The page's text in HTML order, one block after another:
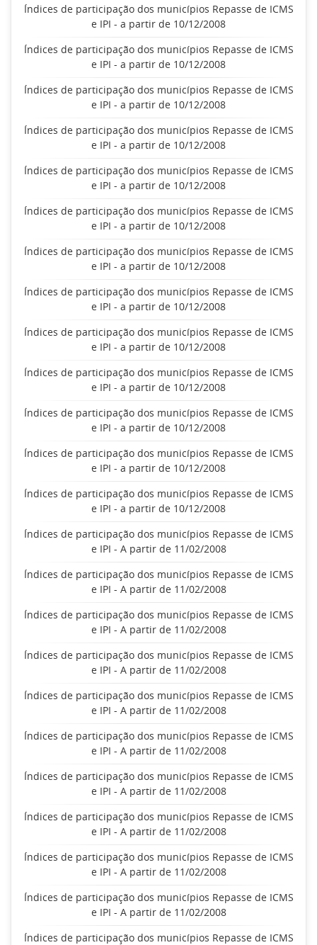
Índices de participação dos municípios Repasse de ICMS
e IPI - a partir de 10/12/2008
Índices de participação dos municípios Repasse de ICMS
e IPI - a partir de 10/12/2008
Índices de participação dos municípios Repasse de ICMS
e IPI - a partir de 10/12/2008
Índices de participação dos municípios Repasse de ICMS
e IPI - a partir de 10/12/2008
Índices de participação dos municípios Repasse de ICMS
e IPI - a partir de 10/12/2008
Índices de participação dos municípios Repasse de ICMS
e IPI - a partir de 10/12/2008
Índices de participação dos municípios Repasse de ICMS
e IPI - a partir de 10/12/2008
Índices de participação dos municípios Repasse de ICMS
e IPI - a partir de 10/12/2008
Índices de participação dos municípios Repasse de ICMS
e IPI - a partir de 10/12/2008
Índices de participação dos municípios Repasse de ICMS
e IPI - a partir de 10/12/2008
Índices de participação dos municípios Repasse de ICMS
e IPI - a partir de 10/12/2008
Índices de participação dos municípios Repasse de ICMS
e IPI - a partir de 10/12/2008
Índices de participação dos municípios Repasse de ICMS
e IPI - a partir de 10/12/2008
Índices de participação dos municípios Repasse de ICMS
e IPI - A partir de 11/02/2008
Índices de participação dos municípios Repasse de ICMS
e IPI - A partir de 11/02/2008
Índices de participação dos municípios Repasse de ICMS
e IPI - A partir de 11/02/2008
Índices de participação dos municípios Repasse de ICMS
e IPI - A partir de 11/02/2008
Índices de participação dos municípios Repasse de ICMS
e IPI - A partir de 11/02/2008
Índices de participação dos municípios Repasse de ICMS
e IPI - A partir de 11/02/2008
Índices de participação dos municípios Repasse de ICMS
e IPI - A partir de 11/02/2008
Índices de participação dos municípios Repasse de ICMS
e IPI - A partir de 11/02/2008
Índices de participação dos municípios Repasse de ICMS
e IPI - A partir de 11/02/2008
Índices de participação dos municípios Repasse de ICMS
e IPI - A partir de 11/02/2008
Índices de participação dos municípios Repasse de ICMS